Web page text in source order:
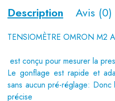
Description Avis (0)
TENSIOMÈTRE OMRON M2
est conçu pour mesurer la
Le gonflage est rapide et
sans aucun pré-réglage:
précise